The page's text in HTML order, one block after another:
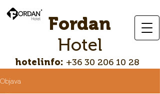
Fordan
Hotel
hotelinfo: +36 30 206 10 28
Objava